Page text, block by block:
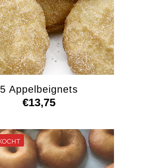
5 Appelbeignets
€13,75